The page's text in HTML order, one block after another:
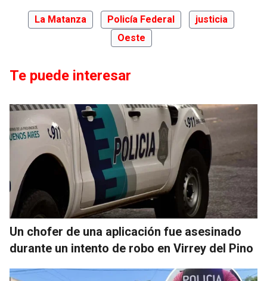
La Matanza Policía Federal
justicia
Oeste
Te puede interesar
Un chofer de una aplicación fue asesinado
durante un intento de robo en Virrey del Pino